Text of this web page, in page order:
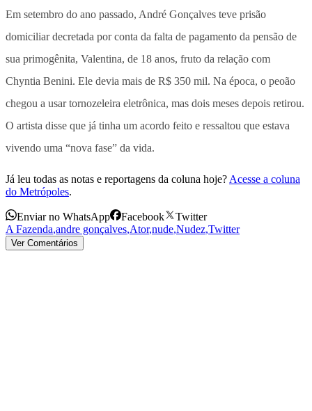
Em setembro do ano passado, André Gonçalves teve prisão
domiciliar decretada por conta da falta de pagamento da pensão de
sua primogênita, Valentina, de 18 anos, fruto da relação com
Chyntia Benini. Ele devia mais de R$ 350 mil. Na época, o peoão
chegou a usar tornozeleira eletrônica, mas dois meses depois retirou.
O artista disse que já tinha um acordo feito e ressaltou que estava
vivendo uma “nova fase” da vida.
Já leu todas as notas e reportagens da coluna hoje? Acesse a coluna
do Metrópoles.
Enviar no WhatsApp Facebook
Twitter
A Fazenda,andre gonçalves,Ator,nude,Nudez,Twitter
Ver Comentários